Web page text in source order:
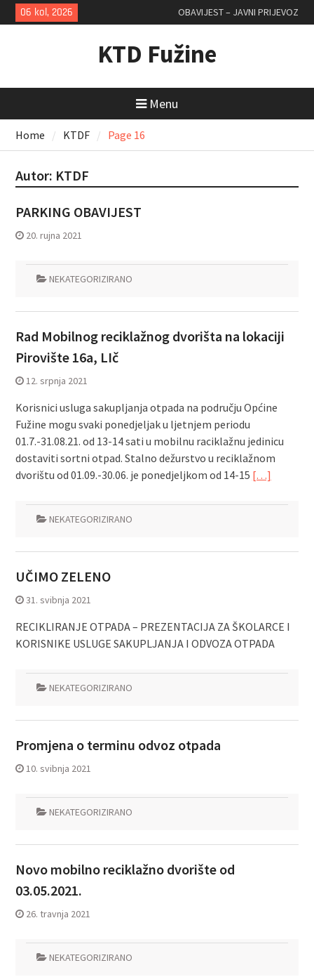
Skip
to
06 kol, 2026 OBAVIJEST – JAVNI PRIJEVOZ
KTD Fužine
Menu
Home KTDF Page 16
Autor: KTDF
PARKING OBAVIJEST
20. rujna 2021
NEKATEGORIZIRANO
Rad Mobilnog reciklažnog dvorišta na lokaciji
Pirovište 16a, LIč
12. srpnja 2021
Korisnici usluga sakupljanja otpada na području Općine
Fužine mogu svaki ponedjeljak u ljetnjem periodu
01.7.-31.08.21. od 13-14 sati u mobilnu raciklažnu jedinicu
dostaviti sortni otpad. Stalno dežurstvo u reciklažnom
dvorištu od 01.09.-30.06. je ponedjeljkom od 14-15 […]
NEKATEGORIZIRANO
UČIMO ZELENO
31. svibnja 2021
RECIKLIRANJE OTPADA – PREZENTACIJA ZA ŠKOLARCE I
KORISNIKE USLUGE SAKUPLJANJA I ODVOZA OTPADA
NEKATEGORIZIRANO
Promjena o terminu odvoz otpada
10. svibnja 2021
NEKATEGORIZIRANO
Novo mobilno reciklažno dvorište od
03.05.2021.
26. travnja 2021
NEKATEGORIZIRANO